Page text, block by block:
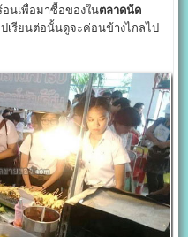
นเพื่อมาซื้อของในตลาดนัด
เรียนต่อนั้นดูจะค่อนข้างไกลไป